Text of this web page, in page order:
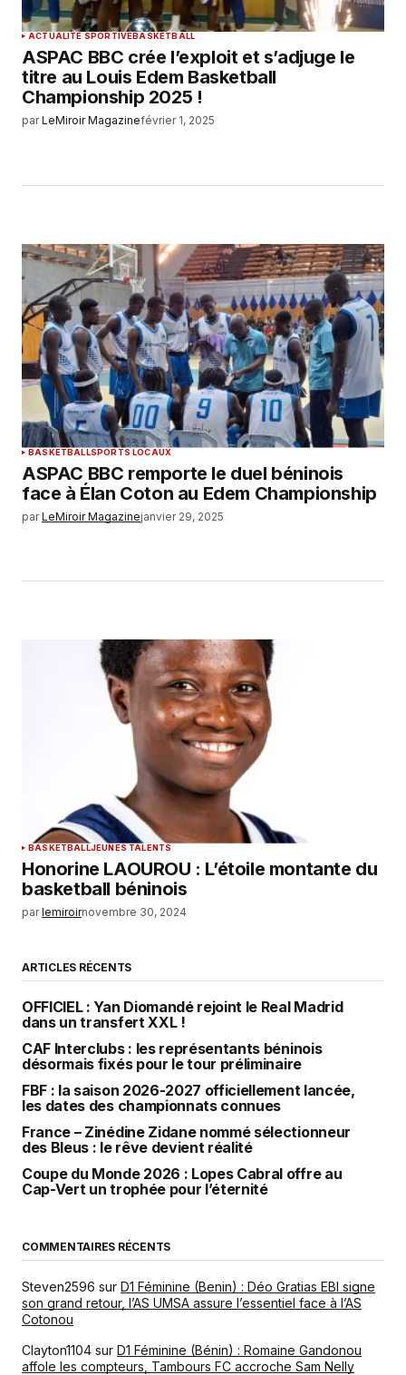
ACTUALITÉ SPORTIVEBASKETBALL
ASPAC BBC crée l’exploit et s’adjuge le
titre au Louis Edem Basketball
Championship 2025 !
par LeMiroir Magazinefévrier 1, 2025
BASKETBALLSPORTS LOCAUX
ASPAC BBC remporte le duel béninois
face à Élan Coton au Edem Championship
par LeMiroir Magazinejanvier 29, 2025
BASKETBALLJEUNES TALENTS
Honorine LAOUROU : L’étoile montante du
basketball béninois
par lemiroirnovembre 30, 2024
ARTICLES RÉCENTS
OFFICIEL : Yan Diomandé rejoint le Real Madrid
dans un transfert XXL !
CAF Interclubs : les représentants béninois
désormais fixés pour le tour préliminaire
FBF : la saison 2026-2027 officiellement lancée,
les dates des championnats connues
France – Zinédine Zidane nommé sélectionneur
des Bleus : le rêve devient réalité
Coupe du Monde 2026 : Lopes Cabral offre au
Cap-Vert un trophée pour l’éternité
COMMENTAIRES RÉCENTS
Steven2596 sur D1 Féminine (Benin) : Déo Gratias EBI signe
son grand retour, l’AS UMSA assure l’essentiel face à l’AS
Cotonou
Clayton1104 sur D1 Féminine (Bénin) : Romaine Gandonou
affole les compteurs, Tambours FC accroche Sam Nelly